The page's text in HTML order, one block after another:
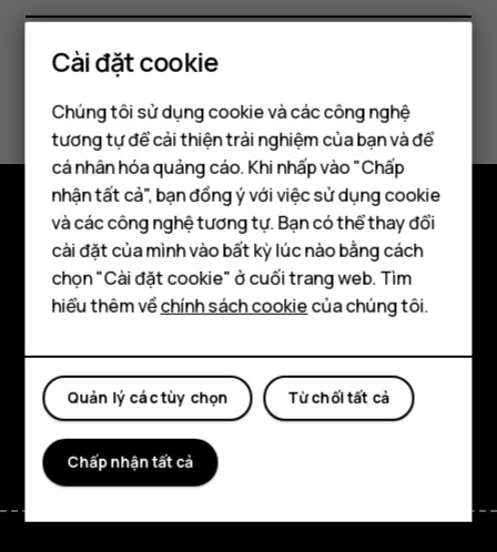
Điện thoại thông minh
Điện thoại phổ thông
Máy tính bảng
Bạn tìm được thông tin hữu ích không?
Có Không
Khám phá
Giới thiệu
Hỗ trợ
FacebookInstagram
TiktokYoutubeLinkedinDiscord
Cài đặt cookie
Chúng tôi sử dụng cookie và các công nghệ
tương tự để cải thiện trải nghiệm của bạn và để
cá nhân hóa quảng cáo. Khi nhấp vào "Chấp
nhận tất cả", bạn đồng ý với việc sử dụng cookie
và các công nghệ tương tự. Bạn có thể thay đổi
cài đặt của mình vào bất kỳ lúc nào bằng cách
chọn "Cài đặt cookie" ở cuối trang web. Tìm
hiểu thêm vềchính sách cookiecủa chúng tôi.
Từ chối tất cả
Quản lý các tùy chọn
Chấp nhận tất cả